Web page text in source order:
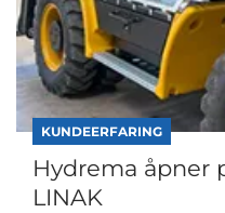
KUNDEERFARING
Hydrema åpner
LINAK